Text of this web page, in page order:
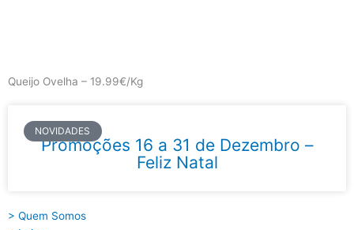
Queijo Ovelha – 19.99€/Kg
NOVIDADES
Promoções 16 a 31 de Dezembro –
Feliz Natal
> Quem Somos